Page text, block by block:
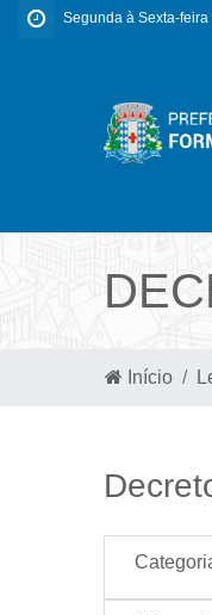
Segunda à Sexta-
Início